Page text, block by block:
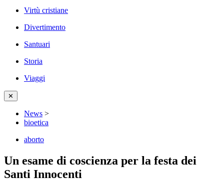
Virtù cristiane
Divertimento
Santuari
Storia
Viaggi
✕
News >
bioetica
aborto
Un esame di coscienza per la festa dei
Santi Innocenti